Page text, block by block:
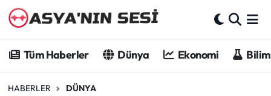
Tüm Haberler Dünya Ekonomi
HABERLER DÜNYA
Dünya